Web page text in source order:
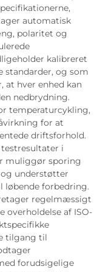
automatisk
polaritet og
kalibreret
standarder, og som
hver enhed kan
nedbrydning.
temperaturcykling,
for at
driftsforhold.
i
muliggør sporing
understøtter
forbedring.
regelmæssigt
overholdelse af ISO-
tilgang til
forudsigelige